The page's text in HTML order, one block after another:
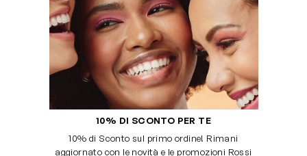
10% DI SCONTO PER TE
10% di Sconto sul primo ordine! Rimani
aggiornato con le novità e le promozioni Rossi